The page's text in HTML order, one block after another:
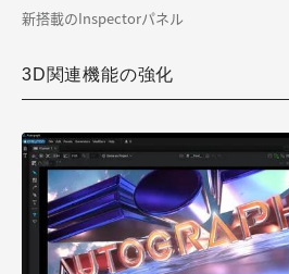
新搭載のInspectorパネル
3D関連機能の強化